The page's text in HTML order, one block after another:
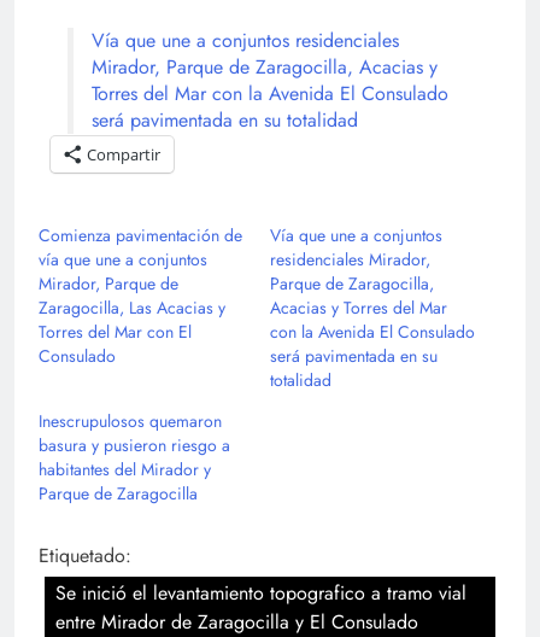
Vía que une a conjuntos residenciales
Mirador, Parque de Zaragocilla, Acacias y
Torres del Mar con la Avenida El Consulado
será pavimentada en su totalidad
Compartir
Comienza pavimentación de
vía que une a conjuntos
Mirador, Parque de
Zaragocilla, Las Acacias y
Torres del Mar con El
Consulado
Vía que une a conjuntos
residenciales Mirador,
Parque de Zaragocilla,
Acacias y Torres del Mar
con la Avenida El Consulado
será pavimentada en su
totalidad
Inescrupulosos quemaron
basura y pusieron riesgo a
habitantes del Mirador y
Parque de Zaragocilla
Etiquetado:
Se inició el levantamiento topografico a tramo vial
entre Mirador de Zaragocilla y El Consulado